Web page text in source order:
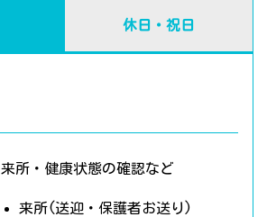
休日・祝日
来所・健康状態の確認など
来所(送迎・保護者お送り)